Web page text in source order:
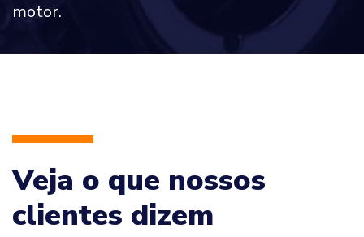
motor.
Veja o que nossos
clientes dizem